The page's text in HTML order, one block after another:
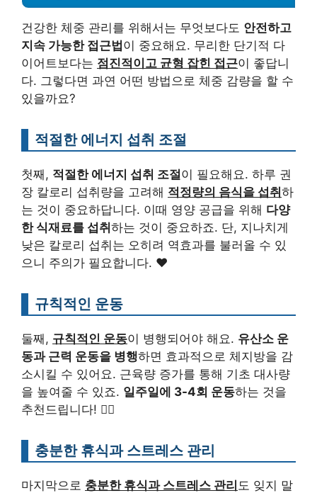
건강한 체중 관리를 위해서는 무엇보다도 안전하고
지속 가능한 접근법이 중요해요. 무리한 단기적 다
이어트보다는 점진적이고 균형 잡힌 접근이 좋답니
다. 그렇다면 과연 어떤 방법으로 체중 감량을 할 수
있을까요?
적절한 에너지 섭취 조절
첫째, 적절한 에너지 섭취 조절이 필요해요. 하루 권
장 칼로리 섭취량을 고려해 적정량의 음식을 섭취하
는 것이 중요하답니다. 이때 영양 공급을 위해 다양
한 식재료를 섭취하는 것이 중요하죠. 단, 지나치게
낮은 칼로리 섭취는 오히려 역효과를 불러올 수 있
으니 주의가 필요합니다. ♥
규칙적인 운동
둘째, 규칙적인 운동이 병행되어야 해요. 유산소 운
동과 근력 운동을 병행하면 효과적으로 체지방을 감
소시킬 수 있어요. 근육량 증가를 통해 기초 대사량
을 높여줄 수 있죠. 일주일에 3-4회 운동하는 것을
추천드립니다! 🏃‍♀️
충분한 휴식과 스트레스 관리
마지막으로 충분한 휴식과 스트레스 관리 도 잊지 말